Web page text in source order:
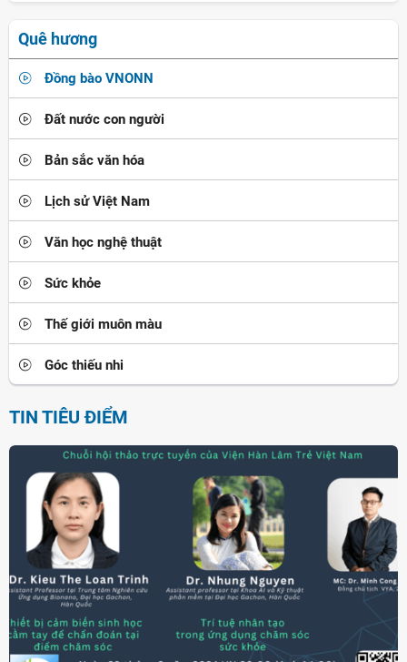
Quê hương
Đồng bào VNONN
Đất nước con người
Bản sắc văn hóa
Lịch sử Việt Nam
Văn học nghệ thuật
Sức khỏe
Thế giới muôn màu
Góc thiếu nhi
TIN TIÊU ĐIỂM